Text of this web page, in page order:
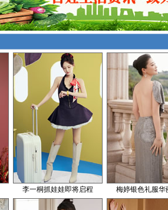
李一桐抓娃娃即将启程 梅婷银色礼服华